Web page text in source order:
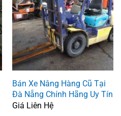
Bán Xe Nâng Hàng Cũ Tại
Đà Nẵng Chính Hãng Uy Tín
Giá Liên Hệ